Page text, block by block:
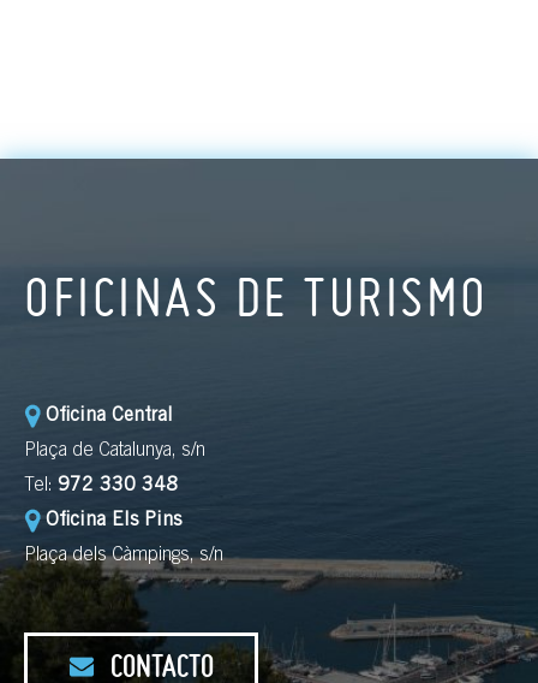
OFICINAS DE TURISMO
Oficina Central
Plaça de Catalunya, s/n
Tel: 972 330 348
Oficina Els Pins
Plaça dels Càmpings, s/n
CONTACTO